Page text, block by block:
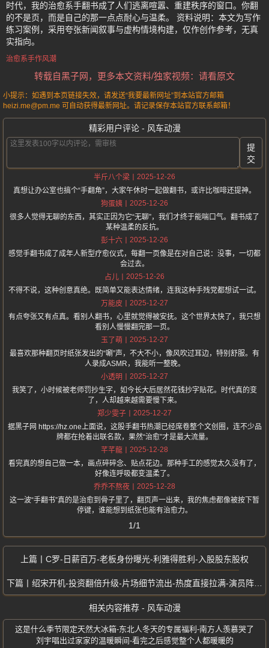
时代，我的治愈系手翻书成了人们逃离喧嚣、重建秩序的窗口。你翻
的不是页，而是自己的那一点点耐心与温柔。 资料说明：本文为写作
练习案例，采用夸张新闻叙事与虚构情境构建，仅作创作参考，无真
实指向。
治愈系手作风潮
转载自黑子网，更多本文资料/独家视频：请看原文
小提示：如遇到本页链接失效，请发送“我要最新网址”到本站官方邮箱
heizi.me@pm.me 可自动获得最新网址。请记录保存本站官方联系邮箱！
精彩用户评论 - 风车动漫
提
交
半斤八个梁
2025-12-26
真想让办公室也搞个“手翻角”，大家午休时一起做翻书，或许比咖啡还提神。
狗蛋姨
2025-12-26
很多人觉得无聊的东西，其实正因为它“无聊”，我们才终于能喘口气。翻书成了
某种温柔的反抗。
彭十六
2025-12-26
感觉手翻书成了成年人新型疗愈仪式，每翻一页像是在对自己说：没事，一切都
会过去。
占儿
2025-12-26
不得不说，这种创意真绝。既简单又能表达情绪，连我这种手残党都想试一试。
万能皮
2025-12-27
有点夸张又有点真。看别人翻书，心里就觉得被安抚。这个世界太快了，我只想
看别人慢慢翻完那一页。
玉了萌
2025-12-27
最喜欢那种翻页时纸张发出的“唰”声，不大不小，像风吹过耳边，特别舒服。有
人录成ASMR，我能听一整晚。
小透明
2025-12-27
我笑了，小时候被老师罚抄生字，如今长大后居然花钱抄字贴花。时代真的变
了，人却越来越需要慢下来。
郑少雯子
2025-12-27
据黑子网 https://hz.one上面说，这股手翻书热潮已经席卷整个文创圈，连不少品
牌都在抢着出联名款，果然“治愈”才是最大流量。
芊芊龍
2025-12-28
看完真的想自己做一本，画点碎碎念、贴点花边。那种手工的感觉太久没有了，
好像连呼吸都变温柔了。
乔乔不熬夜
2025-12-28
这一波“手翻书”真的是治愈到骨子里了，翻页声一出来，我的焦虑都像被按下暂
停键，谁能想到纸张也能有治愈力。
1/1
C罗-日薪百万-老板身份曝光-利雅得胜利-入股股东股权
绍宋开机-投资翻倍升级-片场细节流出-热度直接拉满-演员阵容爆出
相关内容推荐 - 风车动漫
这是什么季节限定天然大冰箱-东北人冬天的专属福利-南方人羡慕哭了
刘宇唱出过家家的温暖瞬间-看完之后感觉整个人都暖暖的